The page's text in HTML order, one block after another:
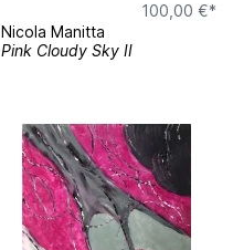
100,00 €*
Nicola Manitta
Pink Cloudy Sky II